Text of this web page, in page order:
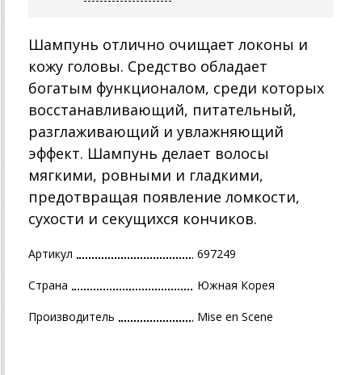
Шампунь отлично очищает локоны и
кожу головы. Средство обладает
богатым функционалом, среди которых
восстанавливающий, питательный,
разглаживающий и увлажняющий
эффект. Шампунь делает волосы
мягкими, ровными и гладкими,
предотвращая появление ломкости,
сухости и секущихся кончиков.
Артикул 697249
Страна Южная Корея
Производитель Mise en Scene